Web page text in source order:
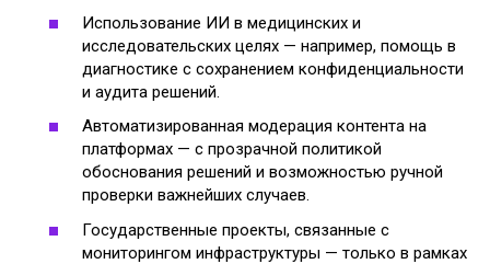
Использование ИИ в медицинских и
исследовательских целях — например, помощь в
диагностике с сохранением конфиденциальности
и аудита решений.
Автоматизированная модерация контента на
платформах — с прозрачной политикой
обоснования решений и возможностью ручной
проверки важнейших случаев.
Государственные проекты, связанные с
мониторингом инфраструктуры — только в рамках